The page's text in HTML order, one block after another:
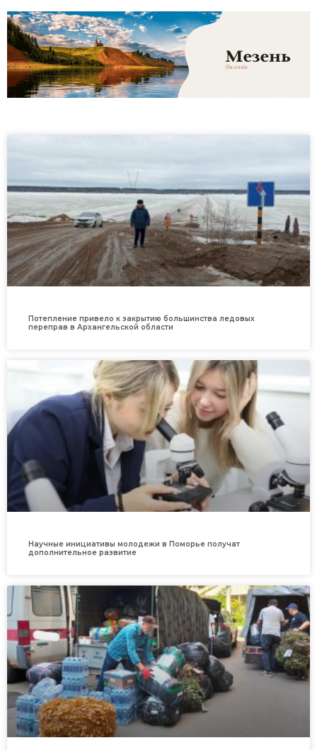
Потепление привело к закрытию большинства ледовых
переправ в Архангельской области
Научные инициативы молодежи в Поморье получат
дополнительное развитие